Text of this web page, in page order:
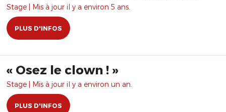
Stage | Mis à jour il y a environ 5 ans.
PLUS D'INFOS
​« Osez le clown ! »
Stage | Mis à jour il y a environ un an.
PLUS D'INFOS